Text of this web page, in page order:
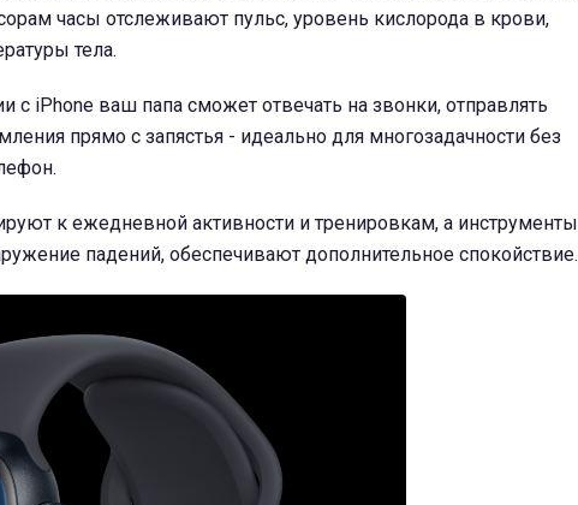
часы отслеживают пульс, уровень кислорода в крови,
тела.
с iPhone ваш папа сможет отвечать на звонки, отправлять
прямо с запястья - идеально для многозадачности без
к ежедневной активности и тренировкам, а инструменты
падений, обеспечивают дополнительное спокойствие.